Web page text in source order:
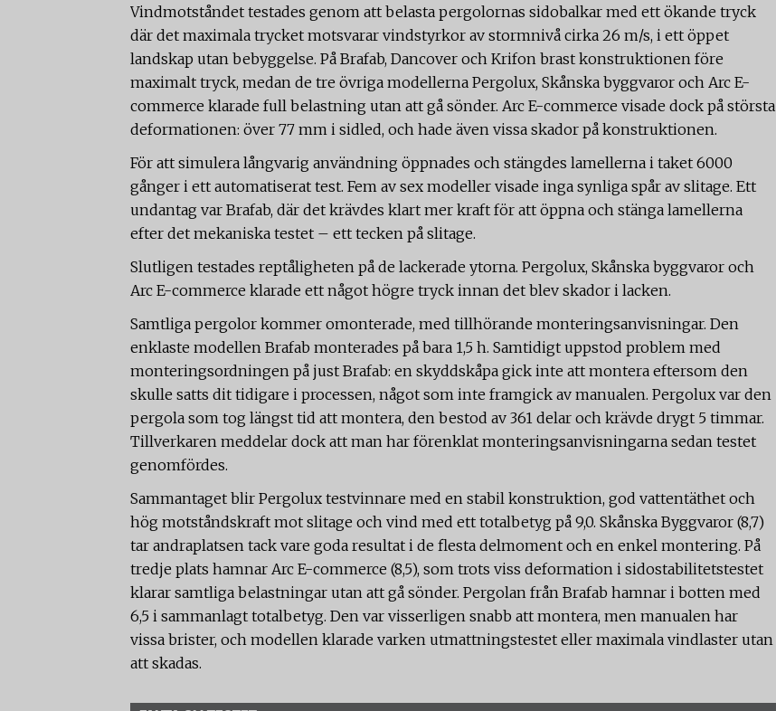
Vindmotståndet testades genom att belasta pergolornas sidobalkar med ett ökande tryck
där det maximala trycket motsvarar vindstyrkor av stormnivå cirka 26 m/s, i ett öppet
landskap utan bebyggelse. På Brafab, Dancover och Krifon brast konstruktionen före
maximalt tryck, medan de tre övriga modellerna Pergolux, Skånska byggvaror och Arc E-
commerce klarade full belastning utan att gå sönder. Arc E-commerce visade dock på största
deformationen: över 77 mm i sidled, och hade även vissa skador på konstruktionen.
För att simulera långvarig användning öppnades och stängdes lamellerna i taket 6000
gånger i ett automatiserat test. Fem av sex modeller visade inga synliga spår av slitage. Ett
undantag var Brafab, där det krävdes klart mer kraft för att öppna och stänga lamellerna
efter det mekaniska testet – ett tecken på slitage.
Slutligen testades reptåligheten på de lackerade ytorna. Pergolux, Skånska byggvaror och
Arc E-commerce klarade ett något högre tryck innan det blev skador i lacken.
Samtliga pergolor kommer omonterade, med tillhörande monteringsanvisningar. Den
enklaste modellen Brafab monterades på bara 1,5 h. Samtidigt uppstod problem med
monteringsordningen på just Brafab: en skyddskåpa gick inte att montera eftersom den
skulle satts dit tidigare i processen, något som inte framgick av manualen. Pergolux var den
pergola som tog längst tid att montera, den bestod av 361 delar och krävde drygt 5 timmar.
Tillverkaren meddelar dock att man har förenklat monteringsanvisningarna sedan testet
genomfördes.
Sammantaget blir Pergolux testvinnare med en stabil konstruktion, god vattentäthet och
hög motståndskraft mot slitage och vind med ett totalbetyg på 9,0. Skånska Byggvaror (8,7)
tar andraplatsen tack vare goda resultat i de flesta delmoment och en enkel montering. På
tredje plats hamnar Arc E-commerce (8,5), som trots viss deformation i sidostabilitetstestet
klarar samtliga belastningar utan att gå sönder. Pergolan från Brafab hamnar i botten med
6,5 i sammanlagt totalbetyg. Den var visserligen snabb att montera, men manualen har
vissa brister, och modellen klarade varken utmattningstestet eller maximala vindlaster utan
att skadas.